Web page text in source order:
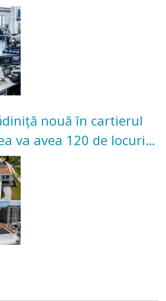
acestui an
nouă în cartierul
va avea 120 de locuri